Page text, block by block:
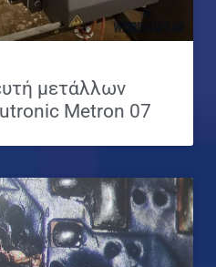
μετάλλων
Metron 07